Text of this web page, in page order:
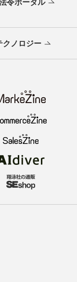
クノロジー